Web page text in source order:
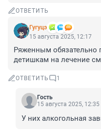
ОТВЕТИТЬ
Гугуцэ
15 августа 2025, 12:17
Ряженным обязательно
детишкам на лечение
ОТВЕТИТЬ 1
Гость
15 августа 2025, 12:35
У них алкогольная